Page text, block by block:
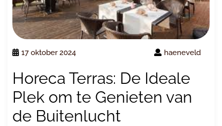
17 oktober 2024 haeneveld
Horeca Terras: De Ideale
Plek om te Genieten van
de Buitenlucht